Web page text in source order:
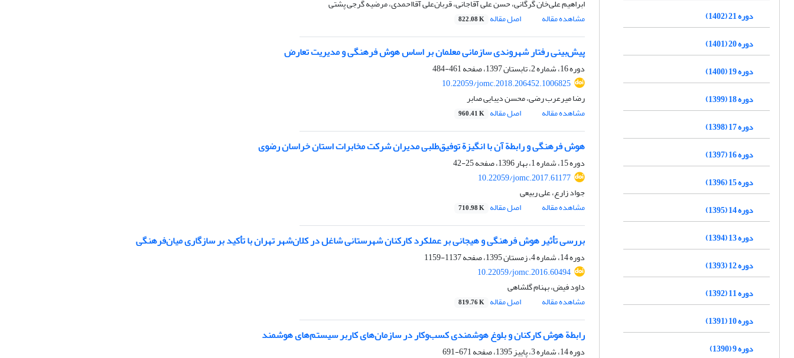
ابراهیم علی‌خان گرگانی، حسن علی آقاجانی، قربان‌علی آقااحمدی، مرضیه گرجی پشتی
مشاهده مقاله
اصل مقاله 822.08 K
پیش‌بینی رفتار شهروندی سازمانی معلمان بر اساس هوش فرهنگی و مدیریت تعارض
دوره 16، شماره 2، تابستان 1397، صفحه
461-484
10.22059/jomc.2018.206452.1006825
رضا میرعرب رضی، محسن دیبایی صابر
مشاهده مقاله
اصل مقاله 960.41 K
هوش فرهنگی و رابطة آن با انگیزة توفیق‌طلبی مدیران شرکت مخابرات استان خراسان رضوی
دوره 15، شماره 1، بهار 1396، صفحه
25-42
10.22059/jomc.2017.61177
جواد زارع، علی ربیعی
مشاهده مقاله
اصل مقاله 710.98 K
بررسی تأثیر هوش فرهنگی و هیجانی بر عملکرد کارکنان شهرستانی شاغل در کلان‌شهر تهران با تأکید بر سازگاری میان‌فرهنگی
دوره 14، شماره 4، زمستان 1395، صفحه
1137-1159
10.22059/jomc.2016.60494
داود فیض، بهنام گلشاهی
مشاهده مقاله
اصل مقاله 819.76 K
رابطة هوش کارکنان و بلوغ هوشمندی کسب‌وکار در سازمان‌های کاربر سیستم‌های هوشمند
دوره 14، شماره 3، پاییز 1395، صفحه
671-691
دوره 21 (1402)
دوره 20 (1401)
دوره 19 (1400)
دوره 18 (1399)
دوره 17 (1398)
دوره 16 (1397)
دوره 15 (1396)
دوره 14 (1395)
دوره 13 (1394)
دوره 12 (1393)
دوره 11 (1392)
دوره 10 (1391)
دوره 9 (1390)